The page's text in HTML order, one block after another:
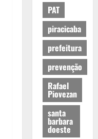
PAT
piracicaba
prefeitura
prevenção
Rafael
Piovezan
santa
barbara
doeste